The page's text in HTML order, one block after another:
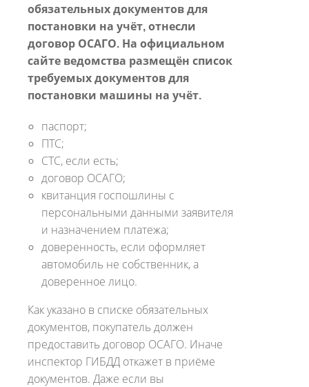
обязательных документов для
постановки на учёт, отнесли
договор ОСАГО. На официальном
сайте ведомства размещён список
требуемых документов для
постановки машины на учёт.
паспорт;
ПТС;
СТС, если есть;
договор ОСАГО;
квитанция госпошлины с
персональными данными заявителя
и назначением платежа;
доверенность, если оформляет
автомобиль не собственник, а
доверенное лицо.
Как указано в списке обязательных
документов, покупатель должен
предоставить договор ОСАГО. Иначе
инспектор ГИБДД откажет в приёме
документов. Даже если вы